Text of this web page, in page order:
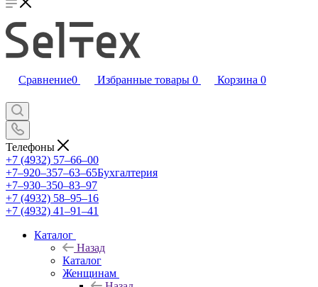
Сравнение0 Избранные товары 0 Корзина 0
Телефоны
+7 (4932) 57‒66‒00
+7‒920‒357‒63‒65Бухгалтерия
+7‒930‒350‒83‒97
+7 (4932) 58‒95‒16
+7 (4932) 41‒91‒41
Каталог
Назад
Каталог
Женщинам